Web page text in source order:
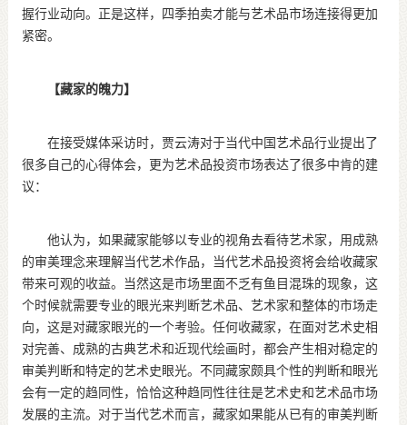
握行业动向。正是这样，四季拍卖才能与艺术品市场连接得更加
紧密。
【藏家的魄力】
在接受媒体采访时，贾云涛对于当代中国艺术品行业提出了
很多自己的心得体会，更为艺术品投资市场表达了很多中肯的建
议：
他认为，如果藏家能够以专业的视角去看待艺术家，用成熟
的审美理念来理解当代艺术作品，当代艺术品投资将会给收藏家
带来可观的收益。当然这是市场里面不乏有鱼目混珠的现象，这
个时候就需要专业的眼光来判断艺术品、艺术家和整体的市场走
向，这是对藏家眼光的一个考验。任何收藏家，在面对艺术史相
对完善、成熟的古典艺术和近现代绘画时，都会产生相对稳定的
审美判断和特定的艺术史眼光。不同藏家颇具个性的判断和眼光
会有一定的趋同性，恰恰这种趋同性往往是艺术史和艺术品市场
发展的主流。对于当代艺术而言，藏家如果能从已有的审美判断